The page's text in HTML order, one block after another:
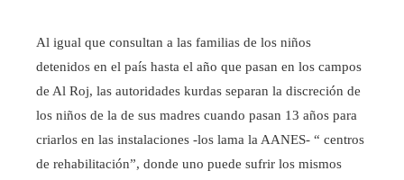
Al igual que consultan a las familias de los niños
detenidos en el país hasta el año que pasan en los campos
de Al Roj, las autoridades kurdas separan la discreción de
los niños de la de sus madres cuando pasan 13 años para
criarlos en las instalaciones -los lama la AANES- “ centros
de rehabilitación”, donde uno puede sufrir los mismos